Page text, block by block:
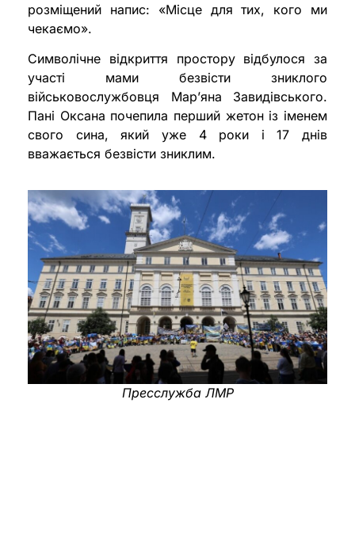
розміщений напис: «Місце для тих, кого ми
чекаємо».
Символічне відкриття простору відбулося за
участі мами безвісти зниклого
військовослужбовця Мар’яна Завидівського.
Пані Оксана почепила перший жетон із іменем
свого сина, який уже 4 роки і 17 днів
вважається безвісти зниклим.
Пресслужба ЛМР